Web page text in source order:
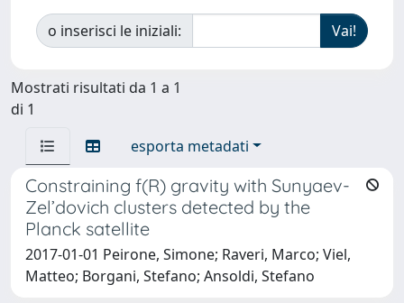
o inserisci le iniziali:
Mostrati risultati da 1 a 1
di 1
esporta metadati
Constraining f(R) gravity with Sunyaev-
Zel’dovich clusters detected by the
Planck satellite
2017-01-01 Peirone, Simone; Raveri, Marco; Viel,
Matteo; Borgani, Stefano; Ansoldi, Stefano